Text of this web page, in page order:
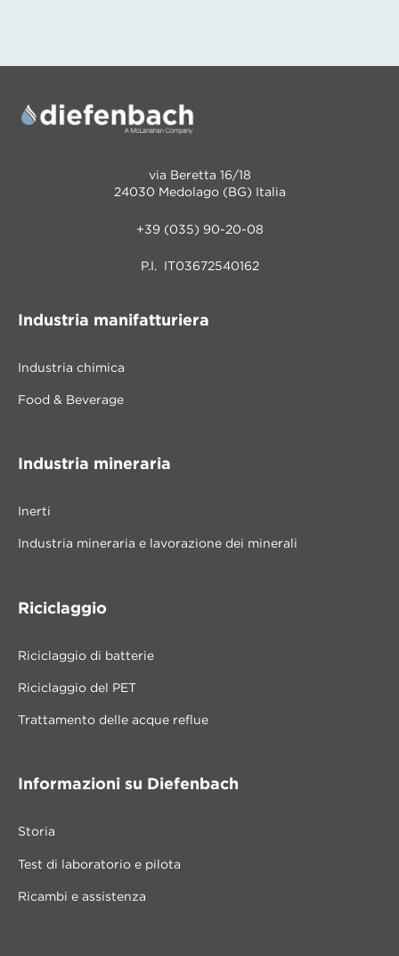
via Beretta 16/18
24030 Medolago (BG) Italia
+39 (035) 90-20-08
P.I. IT03672540162
Industria manifatturiera
Industria chimica
Food & Beverage
Industria mineraria
Inerti
Industria mineraria e lavorazione dei minerali
Riciclaggio
Riciclaggio di batterie
Riciclaggio del PET
Trattamento delle acque reflue
Informazioni su Diefenbach
Storia
Test di laboratorio e pilota
Ricambi e assistenza